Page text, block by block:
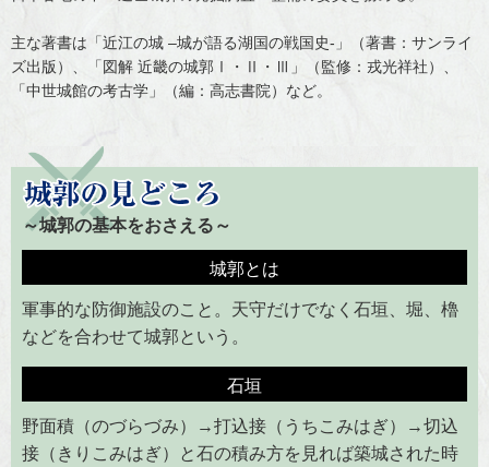
主な著書は「近江の城 –城が語る湖国の戦国史-」（著書：サンライ
ズ出版）、「図解 近畿の城郭Ⅰ・Ⅱ・Ⅲ」（監修：戎光祥社）、
「中世城館の考古学」（編：高志書院）など。
～城郭の基本をおさえる～
城郭とは
軍事的な防御施設のこと。天守だけでなく石垣、堀、櫓
などを合わせて城郭という。
石垣
野面積（のづらづみ）→打込接（うちこみはぎ）→切込
接（きりこみはぎ）と石の積み方を見れば築城された時